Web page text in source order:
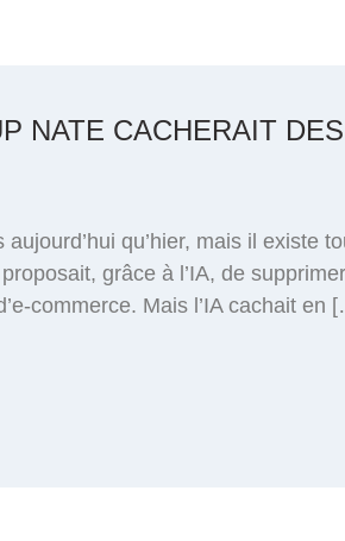
NATE CACHERAIT
qu’hier, mais il existe
grâce à l’IA, de
commerce. Mais l’IA cachait en